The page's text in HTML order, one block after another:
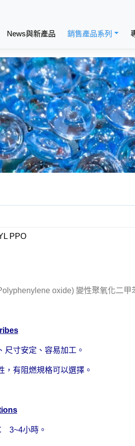
News與新產品 銷售產品系列
PPO
oxide) 變性聚氧化二甲
尺寸安定、容易加工。
，有阻燃規格可以選擇。
3~4小時。